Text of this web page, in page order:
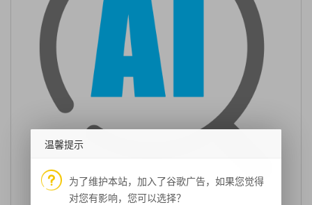
温馨提示
为了维护本站，加入了谷歌广告，如果您觉得
对您有影响，您可以选择？